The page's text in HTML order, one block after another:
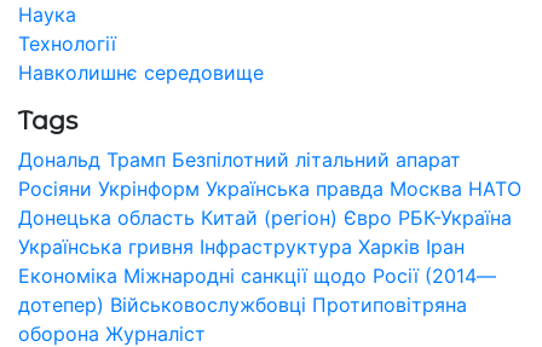
Наука
Технології
Навколишнє середовище
Tags
Дональд Трамп Безпілотний літальний апарат
Росіяни Укрінформ Українська правда Москва НАТО
Донецька область Китай (регіон) Євро РБК-Україна
Українська гривня Інфраструктура Харків Іран
Економіка Міжнародні санкції щодо Росії (2014—
дотепер) Військовослужбовці Протиповітряна
оборона Журналіст